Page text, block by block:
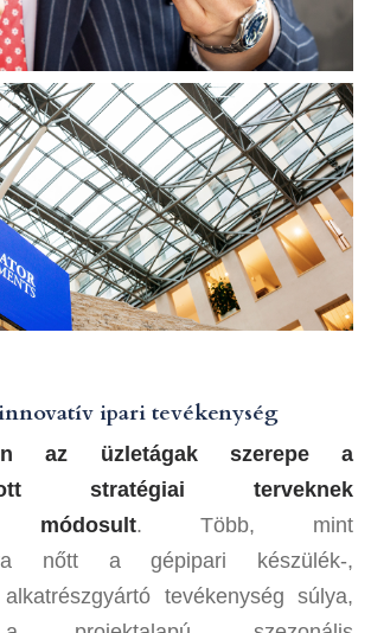
ipari tevékenység
az üzletágak szerepe a
stratégiai terveknek
módosult. Több, mint
nőtt a gépipari készülék-,
tevékenység súlya,